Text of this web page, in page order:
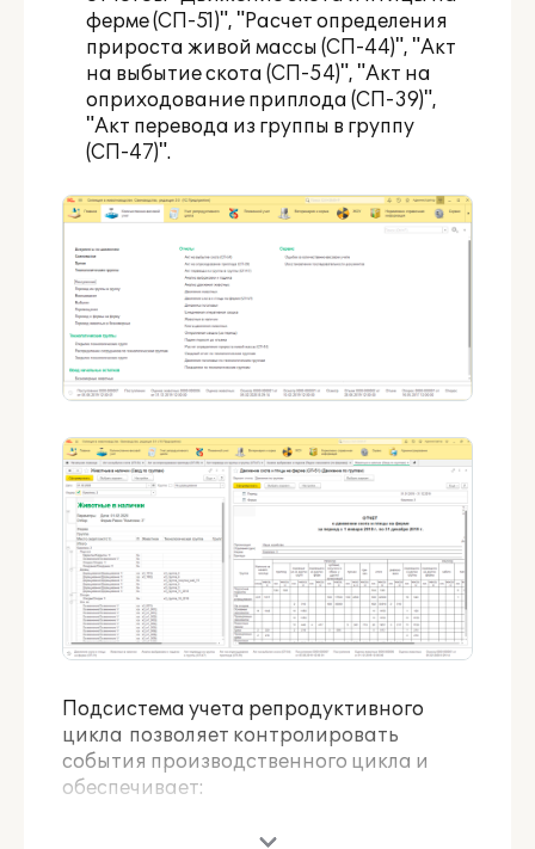
ферме (СП-51)", "Расчет определения
прироста живой массы (СП-44)", "Акт
на выбытие скота (СП-54)", "Акт на
оприходование приплода (СП-39)",
"Акт перевода из группы в группу
(СП-47)".
Подсистема учета репродуктивного
цикла позволяет контролировать
события производственного цикла и
обеспечивает:
учет и контроль событий